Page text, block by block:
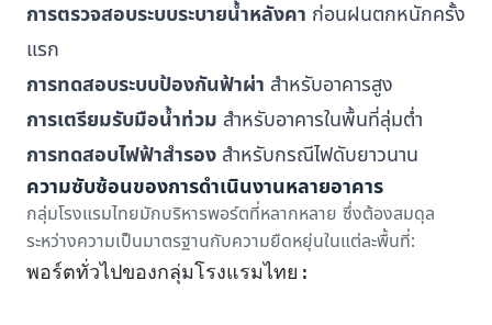
การตรวจสอบระบบระบายน้ำหลังคา ก่อนฝนตกหนักครั้ง
แรก
การทดสอบระบบป้องกันฟ้าผ่า สำหรับอาคารสูง
การเตรียมรับมือน้ำท่วม สำหรับอาคารในพื้นที่ลุ่มต่ำ
การทดสอบไฟฟ้าสำรอง สำหรับกรณีไฟดับยาวนาน
ความซับซ้อนของการดำเนินงานหลายอาคาร
กลุ่มโรงแรมไทยมักบริหารพอร์ตที่หลากหลาย ซึ่งต้องสมดุล
ระหว่างความเป็นมาตรฐานกับความยืดหยุ่นในแต่ละพื้นที่:
พอร์ตทั่วไปของกลุ่มโรงแรมไทย: